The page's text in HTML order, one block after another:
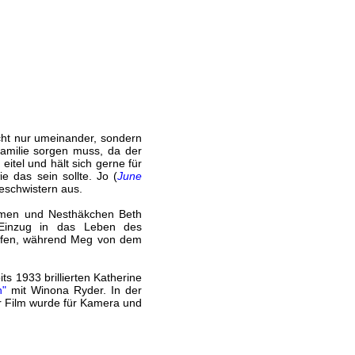
nur umeinander, sondern
sorgen muss, da der
eitel und hält sich gerne für
das sein sollte. Jo (June
aus.
und Nesthäkchen Beth
in das Leben des
während Meg von dem
1933 brillierten Katherine
mit Winona Ryder. In der
wurde für Kamera und